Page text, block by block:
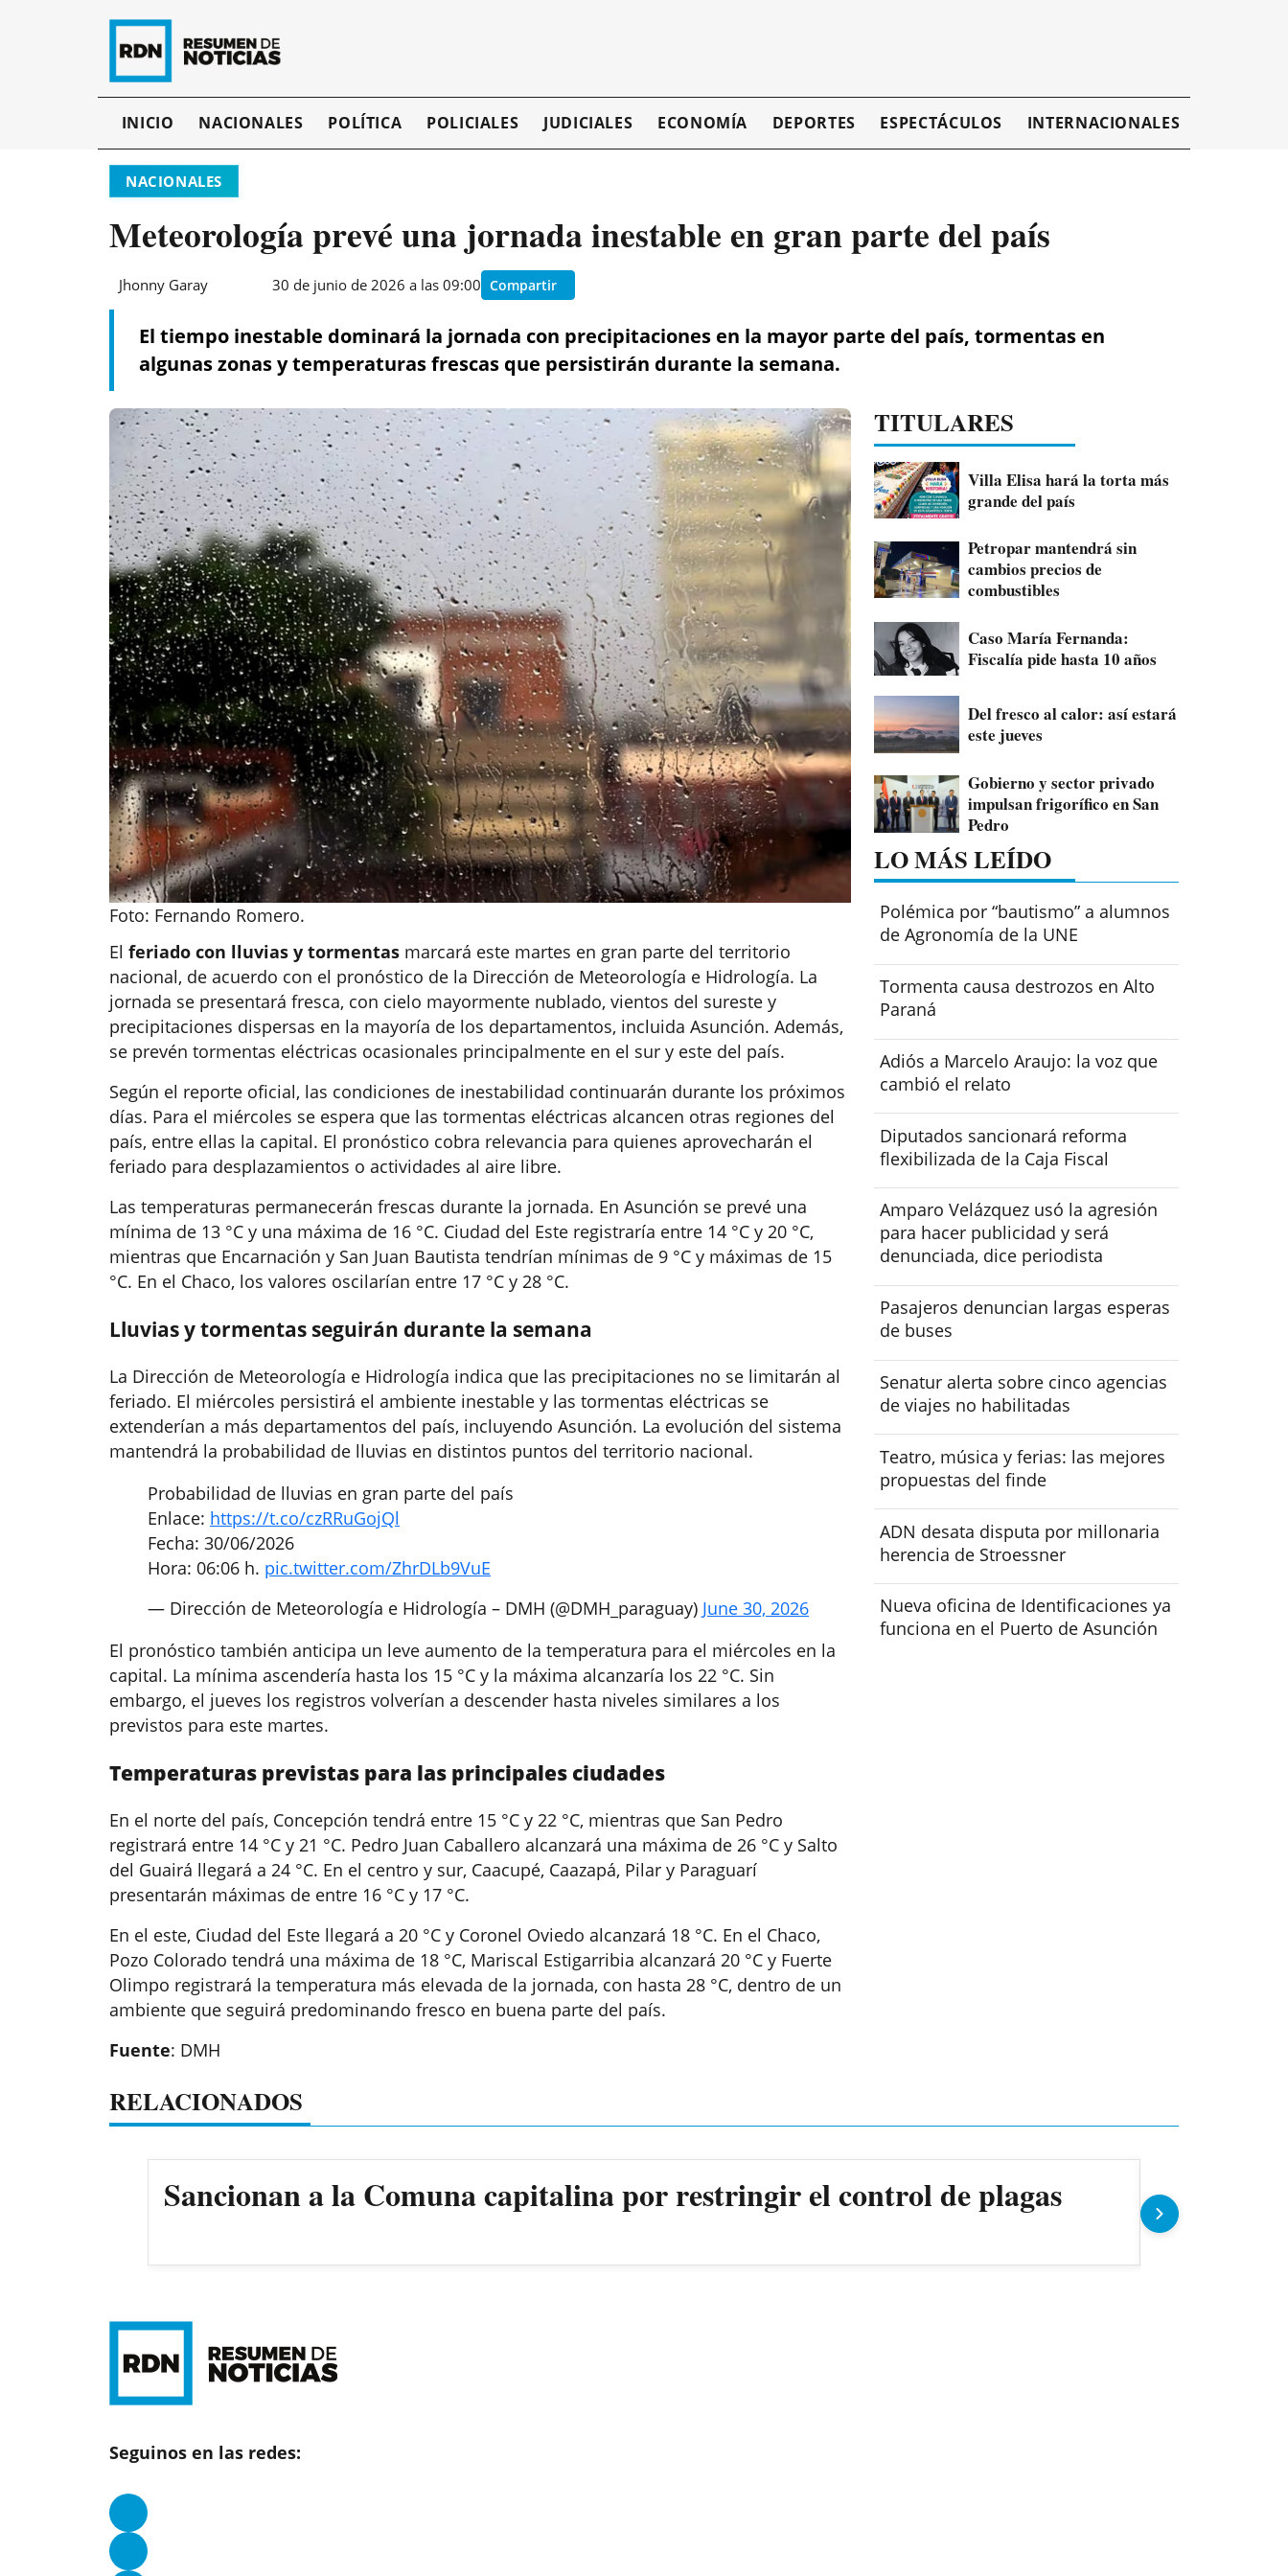
INICIO NACIONALES POLÍTICA POLICIALES JUDICIALES ECONOMÍA DEPORTES ESPECTÁCULOS INTERNACIONALES
NACIONALES
Meteorología prevé una jornada inestable en gran parte del país
Jhonny Garay 30 de junio de 2026 a las 09:00 Compartir
El tiempo inestable dominará la jornada con precipitaciones en la mayor parte del país, tormentas en
algunas zonas y temperaturas frescas que persistirán durante la semana.
Foto: Fernando Romero.
El feriado con lluvias y tormentas marcará este martes en gran parte del territorio
nacional, de acuerdo con el pronóstico de la Dirección de Meteorología e Hidrología. La
jornada se presentará fresca, con cielo mayormente nublado, vientos del sureste y
precipitaciones dispersas en la mayoría de los departamentos, incluida Asunción. Además,
se prevén tormentas eléctricas ocasionales principalmente en el sur y este del país.
Según el reporte oficial, las condiciones de inestabilidad continuarán durante los próximos
días. Para el miércoles se espera que las tormentas eléctricas alcancen otras regiones del
país, entre ellas la capital. El pronóstico cobra relevancia para quienes aprovecharán el
feriado para desplazamientos o actividades al aire libre.
Las temperaturas permanecerán frescas durante la jornada. En Asunción se prevé una
mínima de 13 °C y una máxima de 16 °C. Ciudad del Este registraría entre 14 °C y 20 °C,
mientras que Encarnación y San Juan Bautista tendrían mínimas de 9 °C y máximas de 15
°C. En el Chaco, los valores oscilarían entre 17 °C y 28 °C.
Lluvias y tormentas seguirán durante la semana
La Dirección de Meteorología e Hidrología indica que las precipitaciones no se limitarán al
feriado. El miércoles persistirá el ambiente inestable y las tormentas eléctricas se
extenderían a más departamentos del país, incluyendo Asunción. La evolución del sistema
mantendrá la probabilidad de lluvias en distintos puntos del territorio nacional.
Probabilidad de lluvias en gran parte del paí­s
Enlace: https://t.co/czRRuGojQl
Fecha: 30/06/2026
Hora: 06:06 h. pic.twitter.com/ZhrDLb9VuE
— Dirección de Meteorología e Hidrología – DMH (@DMH_paraguay) June 30, 2026
El pronóstico también anticipa un leve aumento de la temperatura para el miércoles en la
capital. La mínima ascendería hasta los 15 °C y la máxima alcanzaría los 22 °C. Sin
embargo, el jueves los registros volverían a descender hasta niveles similares a los
previstos para este martes.
Temperaturas previstas para las principales ciudades
En el norte del país, Concepción tendrá entre 15 °C y 22 °C, mientras que San Pedro
registrará entre 14 °C y 21 °C. Pedro Juan Caballero alcanzará una máxima de 26 °C y Salto
del Guairá llegará a 24 °C. En el centro y sur, Caacupé, Caazapá, Pilar y Paraguarí
presentarán máximas de entre 16 °C y 17 °C.
En el este, Ciudad del Este llegará a 20 °C y Coronel Oviedo alcanzará 18 °C. En el Chaco,
Pozo Colorado tendrá una máxima de 18 °C, Mariscal Estigarribia alcanzará 20 °C y Fuerte
Olimpo registrará la temperatura más elevada de la jornada, con hasta 28 °C, dentro de un
ambiente que seguirá predominando fresco en buena parte del país.
Fuente: DMH
TITULARES
Villa Elisa hará la torta más
grande del país
Petropar mantendrá sin
cambios precios de
combustibles
Caso María Fernanda:
Fiscalía pide hasta 10 años
Del fresco al calor: así estará
este jueves
Gobierno y sector privado
impulsan frigorífico en San
Pedro
LO MÁS LEÍDO
Polémica por “bautismo” a alumnos
de Agronomía de la UNE
Tormenta causa destrozos en Alto
Paraná
Adiós a Marcelo Araujo: la voz que
cambió el relato
Diputados sancionará reforma
flexibilizada de la Caja Fiscal
Amparo Velázquez usó la agresión
para hacer publicidad y será
denunciada, dice periodista
Pasajeros denuncian largas esperas
de buses
Senatur alerta sobre cinco agencias
de viajes no habilitadas
Teatro, música y ferias: las mejores
propuestas del finde
ADN desata disputa por millonaria
herencia de Stroessner
Nueva oficina de Identificaciones ya
funciona en el Puerto de Asunción
RELACIONADOS
Sancionan a la Comuna capitalina por restringir el control de plagas
Seguinos en las redes: